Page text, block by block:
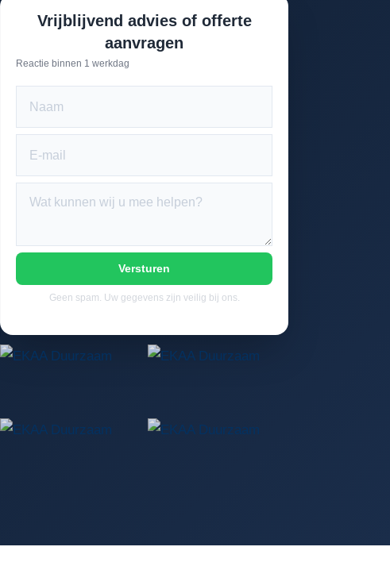
Vrijblijvend advies of offerte
aanvragen
Reactie binnen 1 werkdag
Versturen
Geen spam. Uw gegevens zijn veilig bij ons.